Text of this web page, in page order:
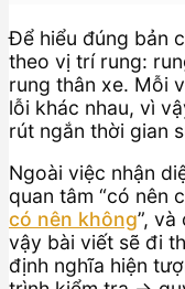
Để hiểu đúng bản
theo vị trí rung:
rung thân xe. Mỗi
lỗi khác nhau, vì
rút ngắn thời gian
Ngoài việc nhận
quan tâm “có nên
có nên không”,
vậy bài viết sẽ đi
định nghĩa hiện